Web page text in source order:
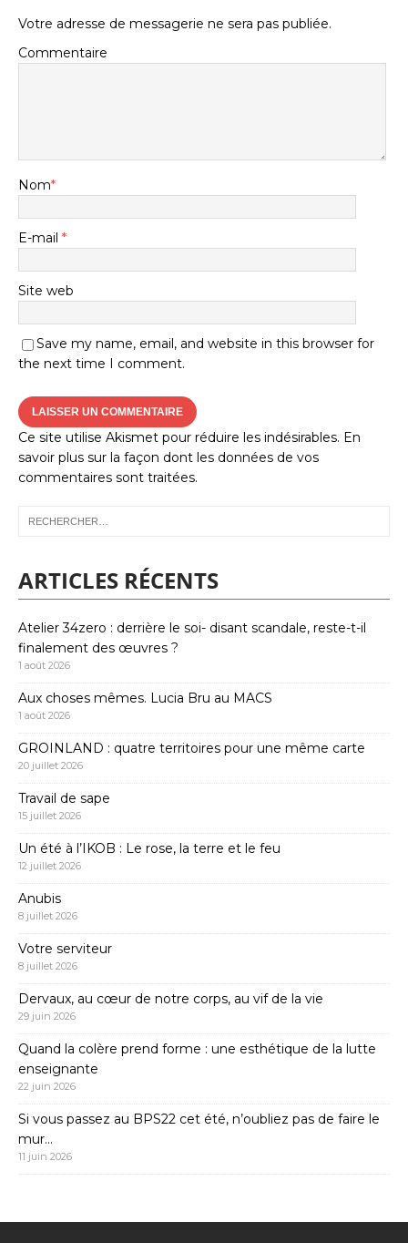
Votre adresse de messagerie ne sera pas publiée.
Commentaire
Nom*
E-mail *
Site web
Save my name, email, and website in this browser for
the next time I comment.
Ce site utilise Akismet pour réduire les indésirables. En
savoir plus sur la façon dont les données de vos
commentaires sont traitées.
ARTICLES RÉCENTS
Atelier 34zero : derrière le soi- disant scandale, reste-t-il
finalement des œuvres ?
1 août 2026
Aux choses mêmes. Lucia Bru au MACS
1 août 2026
GROINLAND : quatre territoires pour une même carte
20 juillet 2026
Travail de sape
15 juillet 2026
Un été à l’IKOB : Le rose, la terre et le feu
12 juillet 2026
Anubis
8 juillet 2026
Votre serviteur
8 juillet 2026
Dervaux, au cœur de notre corps, au vif de la vie
29 juin 2026
Quand la colère prend forme : une esthétique de la lutte
enseignante
22 juin 2026
Si vous passez au BPS22 cet été, n’oubliez pas de faire le
mur…
11 juin 2026